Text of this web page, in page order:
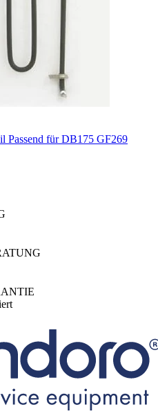
Passend für DB175 GF269